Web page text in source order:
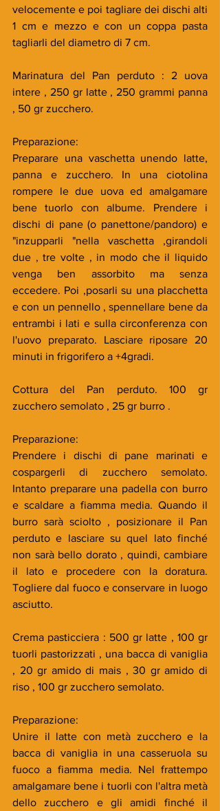
velocemente e poi tagliare dei dischi alti
1 cm e mezzo e con un coppa pasta
tagliarli del diametro di 7 cm.
Marinatura del Pan perduto : 2 uova
intere , 250 gr latte , 250 grammi panna
, 50 gr zucchero.
Preparazione:
Preparare una vaschetta unendo latte,
panna e zucchero. In una ciotolina
rompere le due uova ed amalgamare
bene tuorlo con albume. Prendere i
dischi di pane (o panettone/pandoro) e
"inzupparli "nella vaschetta ,girandoli
due , tre volte , in modo che il liquido
venga ben assorbito ma senza
eccedere. Poi ,posarli su una placchetta
e con un pennello , spennellare bene da
entrambi i lati e sulla circonferenza con
l'uovo preparato. Lasciare riposare 20
minuti in frigorifero a +4gradi.
Cottura del Pan perduto. 100 gr
zucchero semolato , 25 gr burro .
Preparazione:
Prendere i dischi di pane marinati e
cospargerli di zucchero semolato.
Intanto preparare una padella con burro
e scaldare a fiamma media. Quando il
burro sarà sciolto , posizionare il Pan
perduto e lasciare su quel lato finché
non sarà bello dorato , quindi, cambiare
il lato e procedere con la doratura.
Togliere dal fuoco e conservare in luogo
asciutto.
Crema pasticciera : 500 gr latte , 100 gr
tuorli pastorizzati , una bacca di vaniglia
, 20 gr amido di mais , 30 gr amido di
riso , 100 gr zucchero semolato.
Preparazione:
Unire il latte con metà zucchero e la
bacca di vaniglia in una casseruola su
fuoco a fiamma media. Nel frattempo
amalgamare bene i tuorli con l'altra metà
dello zucchero e gli amidi finché il